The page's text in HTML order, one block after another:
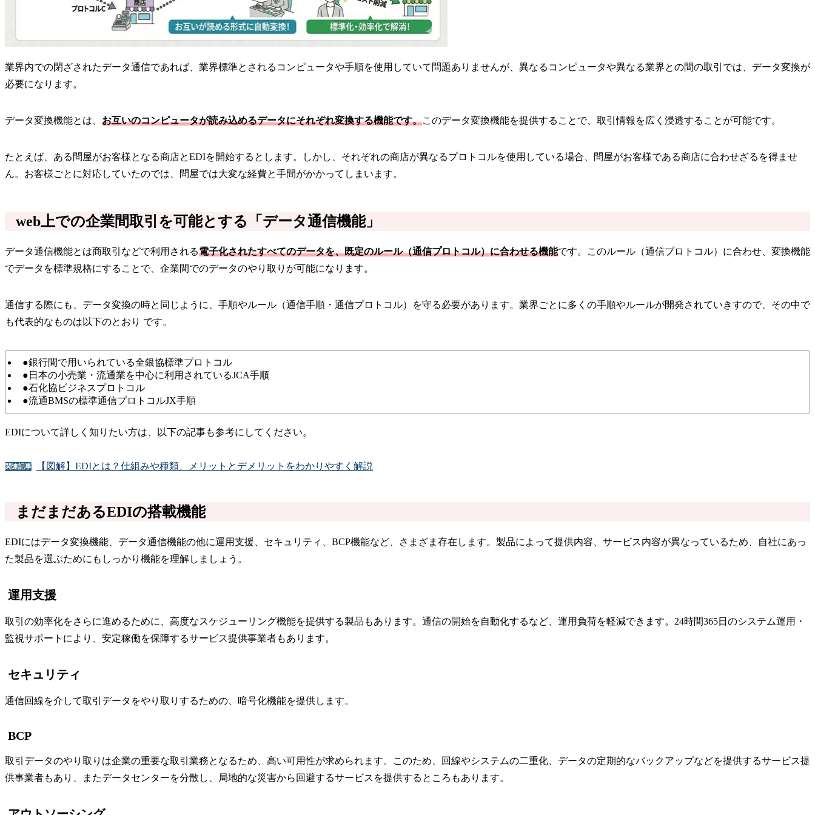
業界内での閉ざされたデータ通信であれば、業界標準とされるコンピュータや手順を使用していて問題ありませんが、異なるコンピュータや異なる業界との間の取引では、データ変換が
必要になります。
データ変換機能とは、 お互いのコンピュータが読み込めるデータにそれぞれ変換する機能です。このデータ変換機能を提供することで、取引情報を広く浸透することが可能です。
たとえば、ある問屋がお客様となる商店とEDIを開始するとします。しかし、それぞれの商店が異なるプロトコルを使用している場合、問屋がお客様である商店に合わせざるを得ませ
ん。お客様ごとに対応していたのでは、問屋では大変な経費と手間がかかってしまいます。
web上での企業間取引を可能とする「データ通信機能」
データ通信機能とは商取引などで利用される電子化されたすべてのデータを、既定のルール（通信プロトコル）に合わせる機能です。このルール（通信プロトコル）に合わせ、変換機能
でデータを標準規格にすることで、企業間でのデータのやり取りが可能になります。
通信する際にも、データ変換の時と同じように、手順やルール（通信手順・通信プロトコル）を守る必要があります。業界ごとに多くの手順やルールが開発されていきすので、その中で
も代表的なものは以下のとおり です。
●銀行間で用いられている全銀協標準プロトコル
●日本の小売業・流通業を中心に利用されているJCA手順
●石化協ビジネスプロトコル
●流通BMSの標準通信プロトコルJX手順
EDIについて詳しく知りたい方は、以下の記事も参考にしてください。
関連記事 【図解】EDIとは？仕組みや種類、メリットとデメリットをわかりやすく解説
まだまだあるEDIの搭載機能
EDIにはデータ変換機能、データ通信機能の他に運用支援、セキュリティ、BCP機能など、さまざま存在します。製品によって提供内容、サービス内容が異なっているため、自社にあっ
た製品を選ぶためにもしっかり機能を理解しましょう。
運用支援
取引の効率化をさらに進めるために、高度なスケジューリング機能を提供する製品もあります。通信の開始を自動化するなど、運用負荷を軽減できます。24時間365日のシステム運用・
監視サポートにより、安定稼働を保障するサービス提供事業者もあります。
セキュリティ
通信回線を介して取引データをやり取りするための、暗号化機能を提供します。
BCP
取引データのやり取りは企業の重要な取引業務となるため、高い可用性が求められます。このため、回線やシステムの二重化、データの定期的なバックアップなどを提供するサービス提
供事業者もあり、またデータセンターを分散し、局地的な災害から回避するサービスを提供するところもあります。